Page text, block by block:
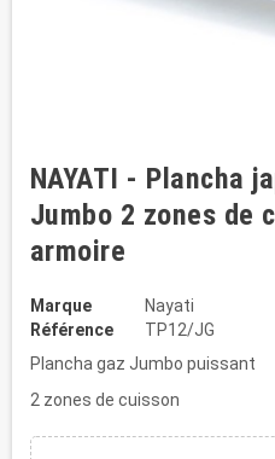
NAYATI - Plancha
Jumbo 2 zones de
armoire
Marque
Nayati
Référence
TP12/JG
Plancha gaz Jumbo puissant
2 zones de cuisson